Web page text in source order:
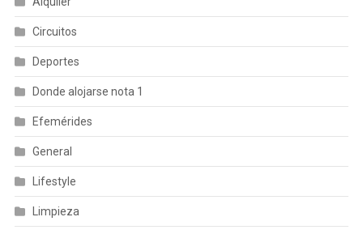
Circuitos
Deportes
Donde alojarse nota 1
Efemérides
General
Lifestyle
Limpieza